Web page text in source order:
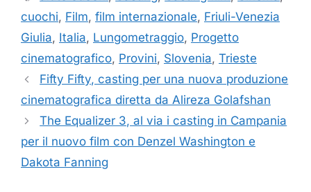
cuochi, Film, film internazionale, Friuli-Venezia
Giulia, Italia, Lungometraggio, Progetto
cinematografico, Provini, Slovenia, Trieste
Fifty Fifty, casting per una nuova produzione
cinematografica diretta da Alireza Golafshan
The Equalizer 3, al via i casting in Campania
per il nuovo film con Denzel Washington e
Dakota Fanning